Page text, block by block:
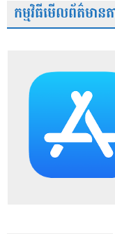
កម្មវិធីមើលព័ត៌មាន